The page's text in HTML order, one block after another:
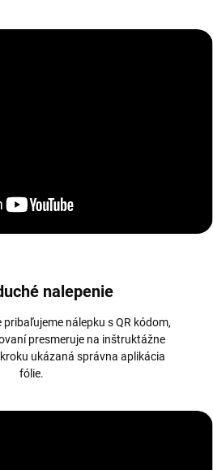
nalepenie
nálepku s QR kódom,
presmeruje na inštruktážne
ukázaná správna aplikácia
fólie.